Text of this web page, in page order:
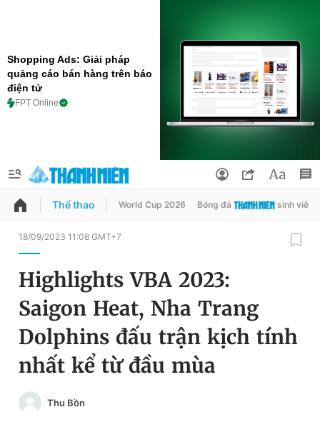
Shopping Ads: Giải pháp
quảng cáo bán hàng trên báo
điện tử
FPT Online
QUẢNG CÁO ĐẶT BÁO
Chuyên mục
Chuyên mục khác
Chào ngày mới Tin 24h
Tin thị trường
Đổi mật khẩu
Tin đã lưu
Tin đã xem
Thể thao World Cup 2026 Bóng đá sinh viên
18/09/2023 11:08 GMT+7
Highlights VBA 2023:
Saigon Heat, Nha Trang
Dolphins đấu trận kịch tính
nhất kể từ đầu mùa
Thu Bồn